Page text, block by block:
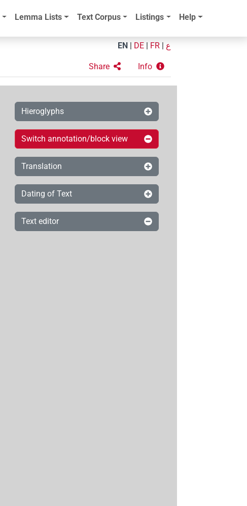
Lemma Lists Text Corpus Listings Help
EN DE FR ع
Share Info
Hieroglyphs
Switch annotation/block view
Translation
Dating of Text
Text editor